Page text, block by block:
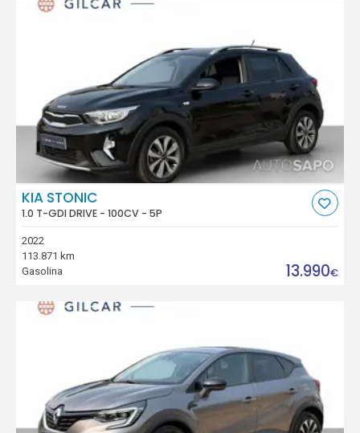
KIA STONIC
1.0 T-GDI DRIVE - 100CV - 5P
2022
113.871 km
Gasolina
13.990€